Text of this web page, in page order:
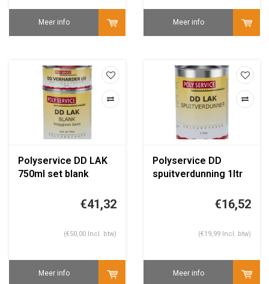
Meer info Meer info
Polyservice DD LAK
750ml set blank
€41,32
(€50,00 Incl. btw)
Meer info
Polyservice DD
spuitverdunning 1ltr
€16,52
(€19,99 Incl. btw)
Meer info